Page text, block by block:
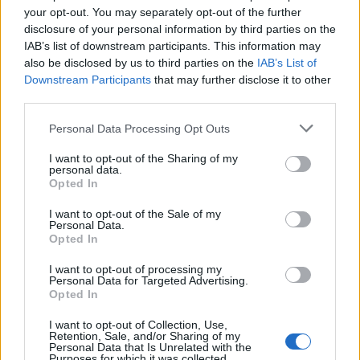
your opt-out. You may separately opt-out of the further
disclosure of your personal information by third parties on the
IAB’s list of downstream participants. This information may
also be disclosed by us to third parties on the IAB’s List of
Downstream Participants that may further disclose it to other
Personal Data Processing Opt Outs
I want to opt-out of the Sharing of my
personal data.
Opted In
I want to opt-out of the Sale of my
Personal Data.
Opted In
I want to opt-out of processing my
Personal Data for Targeted Advertising.
Opted In
I want to opt-out of Collection, Use,
Retention, Sale, and/or Sharing of my
Personal Data that Is Unrelated with the
Mateo poston foto,
komenti i Brikenës merr
gjithë vëmendjen
Fluks i lartë në Pediatrinë
e Vlorës, 70-80 vizita dhe
35 shtrime çdo ditë
tërheqjen e përkohshme
nga jeta publike: E
mbërrin në Elbasan,
qindra qytetarë shijojnë
të fundit